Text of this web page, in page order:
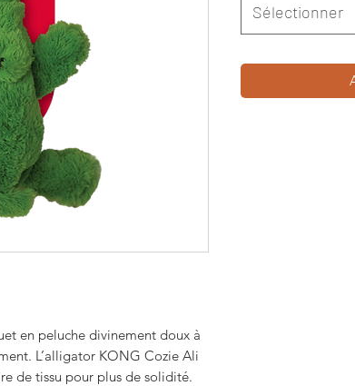
en peluche divinement doux à
L’alligator KONG Cozie Ali
de tissu pour plus de solidité.
Sélectionner